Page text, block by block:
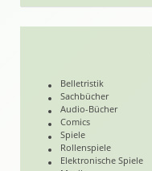
Belletristik
Sachbücher
Audio-Bücher
Comics
Spiele
Rollenspiele
Elektronische Spiele